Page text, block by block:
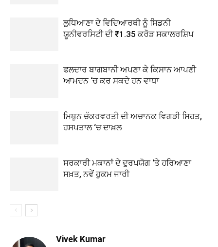
ਲੁਧਿਆਣਾ ਦੇ ਵਿਦਿਆਰਥੀ ਨੂੰ ਸਿਡਨੀ
ਯੂਨੀਵਰਸਿਟੀ ਦੀ ₹1.35 ਕਰੋੜ ਸਕਾਲਰਸ਼ਿਪ
ਫਲਦਾਰ ਬਾਗਬਾਨੀ ਅਪਣਾ ਕੇ ਕਿਸਾਨ ਆਪਣੀ
ਆਮਦਨ ‘ਚ ਕਰ ਸਕਦੇ ਹਨ ਵਾਧਾ
ਮਿਥੁਨ ਚੱਕਰਵਰਤੀ ਦੀ ਅਚਾਨਕ ਵਿਗੜੀ ਸਿਹਤ,
ਹਸਪਤਾਲ ‘ਚ ਦਾਖ਼ਲ
ਸਰਕਾਰੀ ਮਕਾਨਾਂ ਦੇ ਦੁਰਪਯੋਗ ‘ਤੇ ਹਰਿਆਣਾ
ਸਖ਼ਤ, ਨਵੇਂ ਹੁਕਮ ਜਾਰੀ
Vivek Kumar